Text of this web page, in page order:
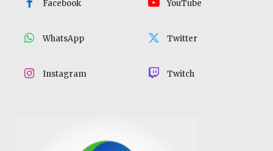
Facebook YouTube
WhatsApp Twitter
Instagram Twitch